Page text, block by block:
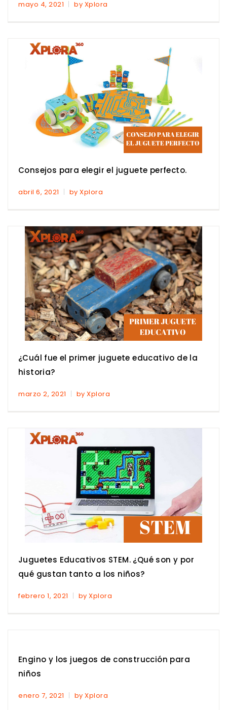
mayo 4, 2021 by Xplora
Consejos para elegir el juguete perfecto.
abril 6, 2021 by Xplora
¿Cuál fue el primer juguete educativo de la
historia?
marzo 2, 2021 by Xplora
Juguetes Educativos STEM. ¿Qué son y por
qué gustan tanto a los niños?
febrero 1, 2021 by Xplora
Engino y los juegos de construcción para
niños
enero 7, 2021 by Xplora